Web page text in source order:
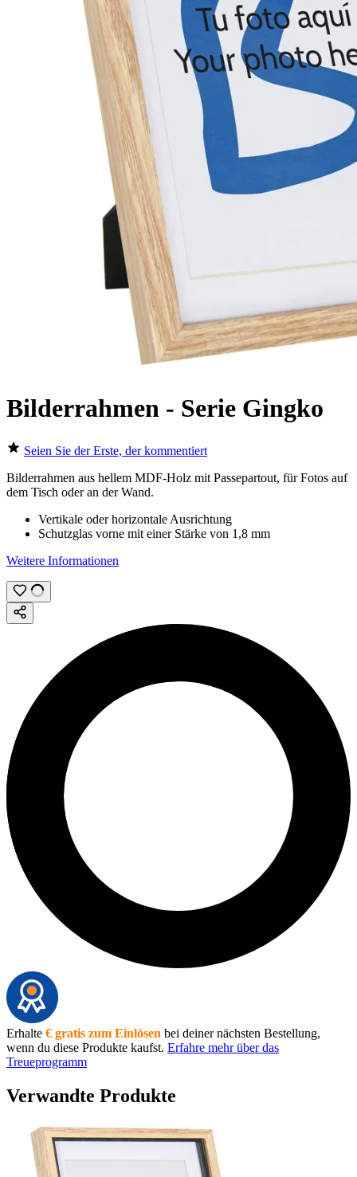
Bilderrahmen - Serie Gingko
Seien Sie der Erste, der kommentiert
Bilderrahmen aus hellem MDF-Holz mit Passepartout, für Fotos auf
dem Tisch oder an der Wand.
Vertikale oder horizontale Ausrichtung
Schutzglas vorne mit einer Stärke von 1,8 mm
Weitere Informationen
Erhalte € gratis zum Einlösen bei deiner nächsten Bestellung,
wenn du diese Produkte kaufst. Erfahre mehr über das
Treueprogramm
Verwandte Produkte